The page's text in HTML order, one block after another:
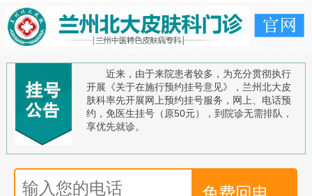
近来，由于来院患者较多，为充分贯彻执行
开展《关于在施行预约挂号意见》，兰州北大皮
肤科率先开展网上预约挂号服务，网上、电话预
约，免医生挂号（原50元），到院诊无需排队，
享优先就诊。